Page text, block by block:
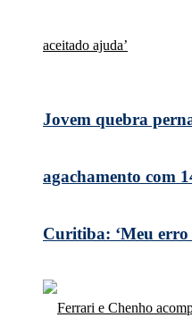
Jovem quebra
agachamento com
Curitiba: ‘Meu erro